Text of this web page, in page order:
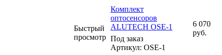
Быстрый
просмотр
Комплект
оптосенсоров
ALUTECH OSE-1
Под заказ
Артикул: OSE-1
6 070
руб.